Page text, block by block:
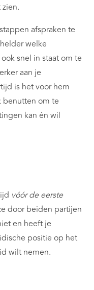
afspraken te
welke
snel in staat om te
aan je
is het voor hem
benutten om te
kan én wil
vóór de eerste
door beiden partijen
en heeft je
positie op het
wilt nemen.